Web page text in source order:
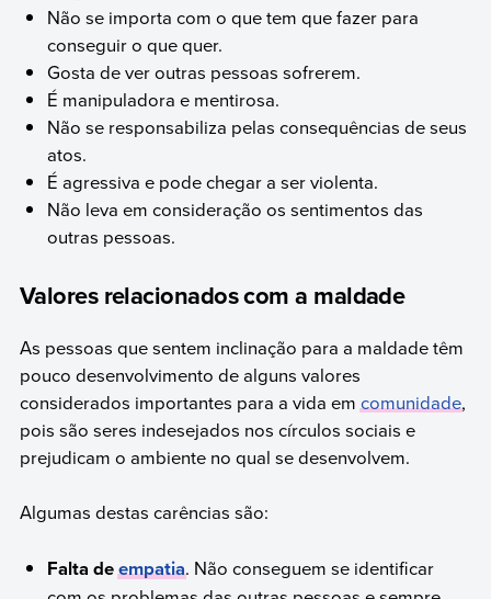
Não se importa com o que tem que fazer para
conseguir o que quer.
Gosta de ver outras pessoas sofrerem.
É manipuladora e mentirosa.
Não se responsabiliza pelas consequências de seus
atos.
É agressiva e pode chegar a ser violenta.
Não leva em consideração os sentimentos das
outras pessoas.
Valores relacionados com a maldade
As pessoas que sentem inclinação para a maldade têm
pouco desenvolvimento de alguns valores
considerados importantes para a vida emcomunidade,
pois são seres indesejados nos círculos sociais e
prejudicam o ambiente no qual se desenvolvem.
Algumas destas carências são:
Falta deempatia. Não conseguem se identificar